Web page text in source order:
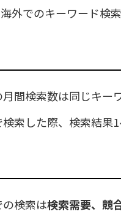
外でのキーワード検
間検索数は同じキー
索した際、検索結果
検索は検索需要、競